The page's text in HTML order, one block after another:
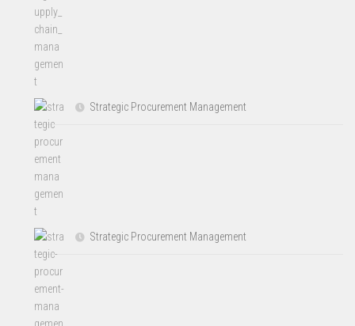
Strategic Procurement Management
Strategic Procurement Management